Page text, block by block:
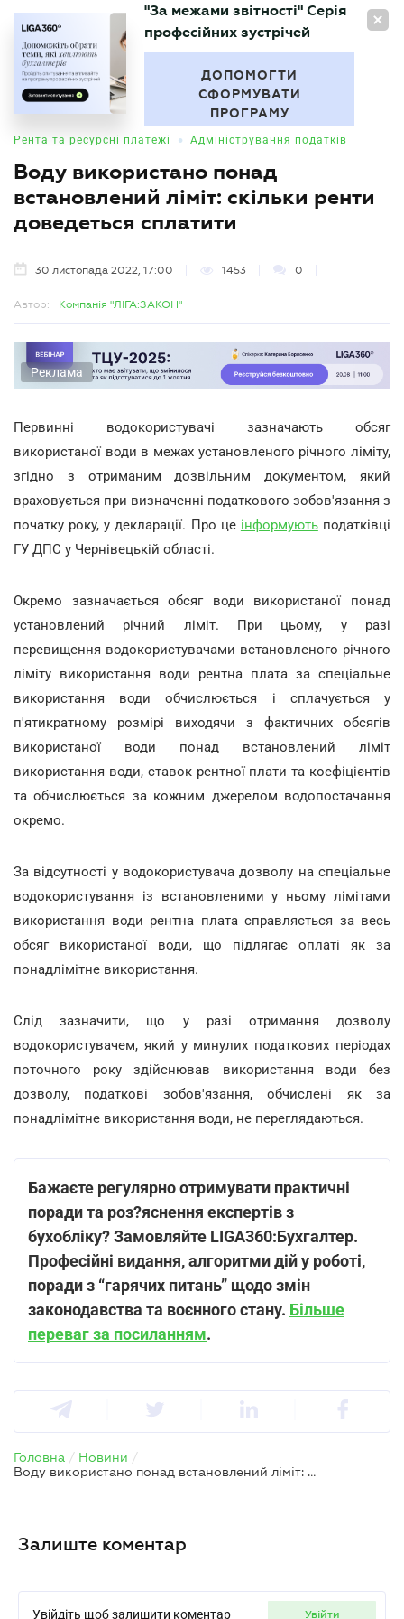
UA
БУХГАЛТЕР
"За межами звітності" Серія
професійних зустрічей
ДОПОМОГТИ
СФОРМУВАТИ
ПРОГРАМУ
Рента та ресурсні платежі • Адміністрування податків
Воду використано понад
встановлений ліміт: скільки ренти
доведеться сплатити
30 листопада 2022, 17:00 1453 0
Автор: Компанія "ЛІГА:ЗАКОН"
Реклама
Первинні водокористувачі зазначають обсяг
використаної води в межах установленого річного ліміту,
згідно з отриманим дозвільним документом, який
враховується при визначенні податкового зобов'язання з
початку року, у декларації. Про це інформуютьподатківці
ГУ ДПС у Чернівецькій області.
Окремо зазначається обсяг води використаної понад
установлений річний ліміт. При цьому, у разі
перевищення водокористувачами встановленого річного
ліміту використання води рентна плата за спеціальне
використання води обчислюється і сплачується у
п'ятикратному розмірі виходячи з фактичних обсягів
використаної води понад встановлений ліміт
використання води, ставок рентної плати та коефіцієнтів
та обчислюється за кожним джерелом водопостачання
окремо.
За відсутності у водокористувача дозволу на спеціальне
водокористування із встановленими у ньому лімітами
використання води рентна плата справляється за весь
обсяг використаної води, що підлягає оплаті як за
понадлімітне використання.
Слід зазначити, що у разі отримання дозволу
водокористувачем, який у минулих податкових періодах
поточного року здійснював використання води без
дозволу, податкові зобов'язання, обчислені як за
понадлімітне використання води, не переглядаються.
Бажаєте регулярно отримувати практичні
поради та роз?яснення експертів з
бухобліку? Замовляйте LIGA360:Бухгалтер.
Професійні видання, алгоритми дій у роботі,
поради з “гарячих питань” щодо змін
законодавства та воєнного стану. Більше
переваг за посиланням.
Головна / Новини /
Воду використано понад встановлений ліміт: скільки ренти доведеться сплатити
Залиште коментар
Увійдіть щоб залишити коментар увійти